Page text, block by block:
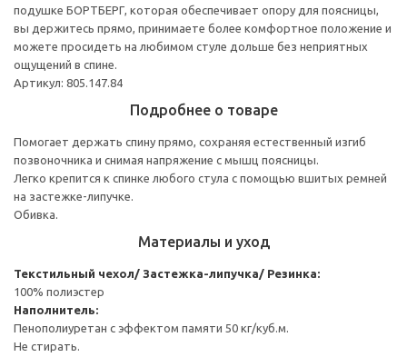
подушке БОРТБЕРГ, которая обеспечивает опору для поясницы,
вы держитесь прямо, принимаете более комфортное положение и
можете просидеть на любимом стуле дольше без неприятных
ощущений в спине.
Артикул: 805.147.84
Подробнее о товаре
Помогает держать спину прямо, сохраняя естественный изгиб
позвоночника и снимая напряжение с мышц поясницы.
Легко крепится к спинке любого стула с помощью вшитых ремней
на застежке-липучке.
Обивка.
Материалы и уход
Текстильный чехол/ Застежка-липучка/ Резинка:
100% полиэстер
Наполнитель:
Пенополиуретан с эффектом памяти 50 кг/куб.м.
Не стирать.